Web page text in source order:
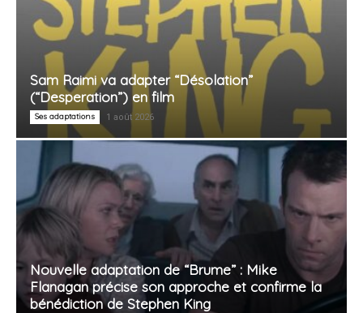
Sam Raimi va adapter “Désolation”
(“Desperation”) en film
Ses adaptations 1 août 2026
Nouvelle adaptation de “Brume” : Mike
Flanagan précise son approche et confirme la
bénédiction de Stephen King